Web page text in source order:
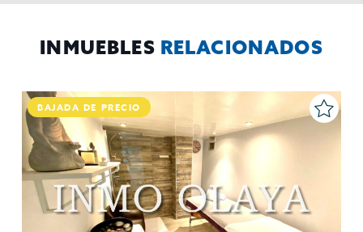
INMUEBLES RELACIONADOS
BAJADA DE PRECIO